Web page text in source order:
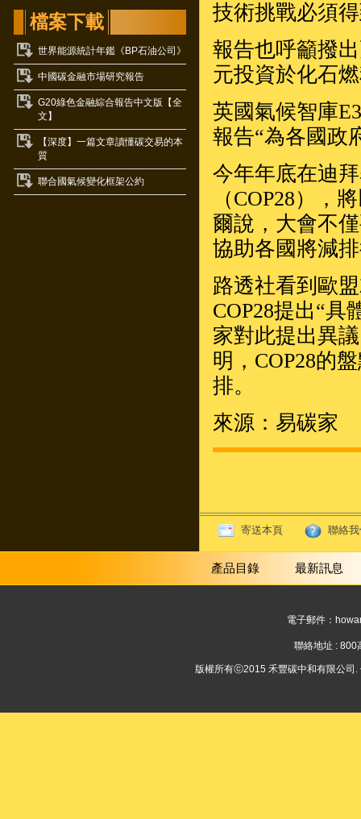
檔案下載
世界能源統計年鑑《BP石油公司》
中國碳金融市場研究報告
G20綠色金融綜合報告中文版【全
文】
【深度】一篇文章讀懂碳交易的本
質
聯合國氣候變化框架公約
技術挑戰必須
報告也呼籲撥
元投資於化石
英國氣候智庫
報告“為各國政
今年年底在迪
（COP28），
爾說，大會不
協助各國將減
路透社看到歐
COP28提出“
家對此提出異
明，COP28的
排。
來源：易碳家
寄送本頁 聯絡
產品目錄 最新訊息
電子郵件：
聯絡地址 : 800
版權所有ⓒ2015 禾豐碳中和有限公司